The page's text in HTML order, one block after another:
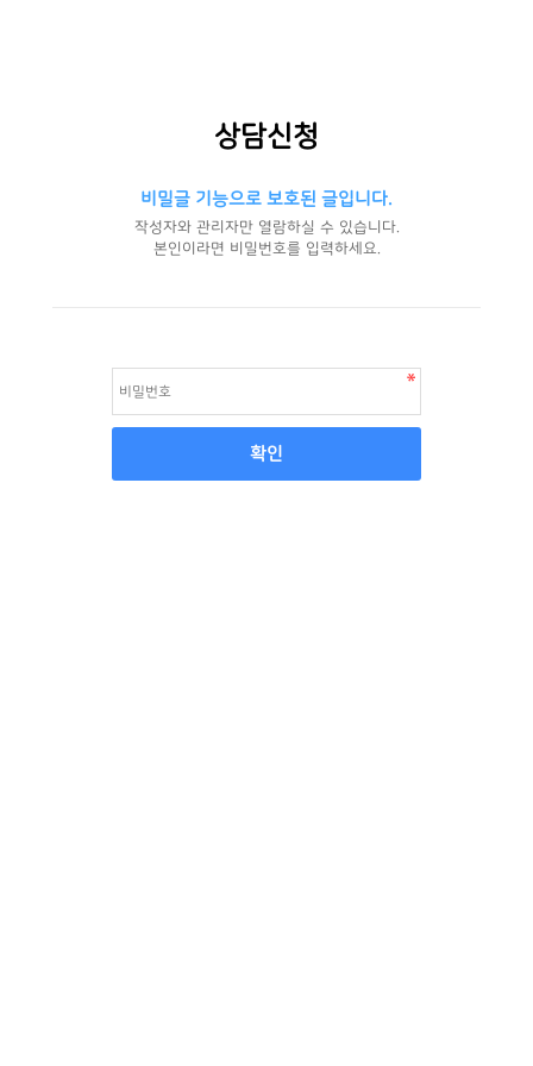
상담신청
비밀글 기능으로 보호된 글입니다.
작성자와 관리자만 열람하실 수 있습니다.
본인이라면 비밀번호를 입력하세요.